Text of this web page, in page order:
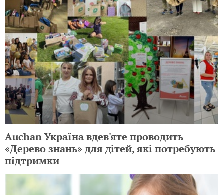
Auchan Україна вдев'яте проводить
«Дерево знань» для дітей, які потребують
підтримки